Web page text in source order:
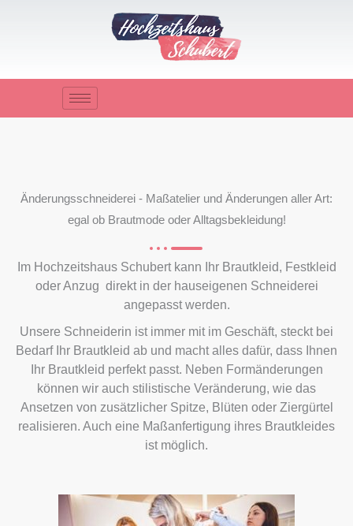
Änderungsschneiderei - Maßatelier und Änderungen aller Art:
egal ob Brautmode oder Alltagsbekleidung!
Im Hochzeitshaus Schubert kann Ihr Brautkleid, Festkleid
oder Anzug direkt in der hauseigenen Schneiderei
angepasst werden.
Unsere Schneiderin ist immer mit im Geschäft, steckt bei
Bedarf Ihr Brautkleid ab und macht alles dafür, dass Ihnen
Ihr Brautkleid perfekt passt. Neben Formänderungen
können wir auch stilistische Veränderung, wie das
Ansetzen von zusätzlicher Spitze, Blüten oder Ziergürtel
realisieren. Auch eine Maßanfertigung ihres Brautkleides
ist möglich.